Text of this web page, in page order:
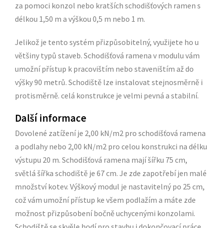
za pomoci konzol nebo kratších schodišťových ramen s
délkou 1,50 m a výškou 0,5 m nebo 1 m.
Jelikož je tento systém přizpůsobitelný, využijete ho u
většiny typů staveb. Schodišťová ramena v modulu vám
umožní přístup k pracovištím nebo staveništím až do
výšky 90 metrů. Schodiště lze instalovat stejnosměrně i
protisměrně. celá konstrukce je velmi pevná a stabilní.
Další informace
Dovolené zatížení je 2,00 kN/m2 pro schodišťová ramena
a podlahy nebo 2,00 kN/m2 pro celou konstrukci na délku
výstupu 20 m. Schodišťová ramena mají šířku 75 cm,
světlá šířka schodiště je 67 cm. Je zde zapotřebí jen malé
množství kotev. Výškový modul je nastavitelný po 25 cm,
což vám umožní přístup ke všem podlažím a máte zde
možnost přizpůsobení bočně uchycenými konzolami.